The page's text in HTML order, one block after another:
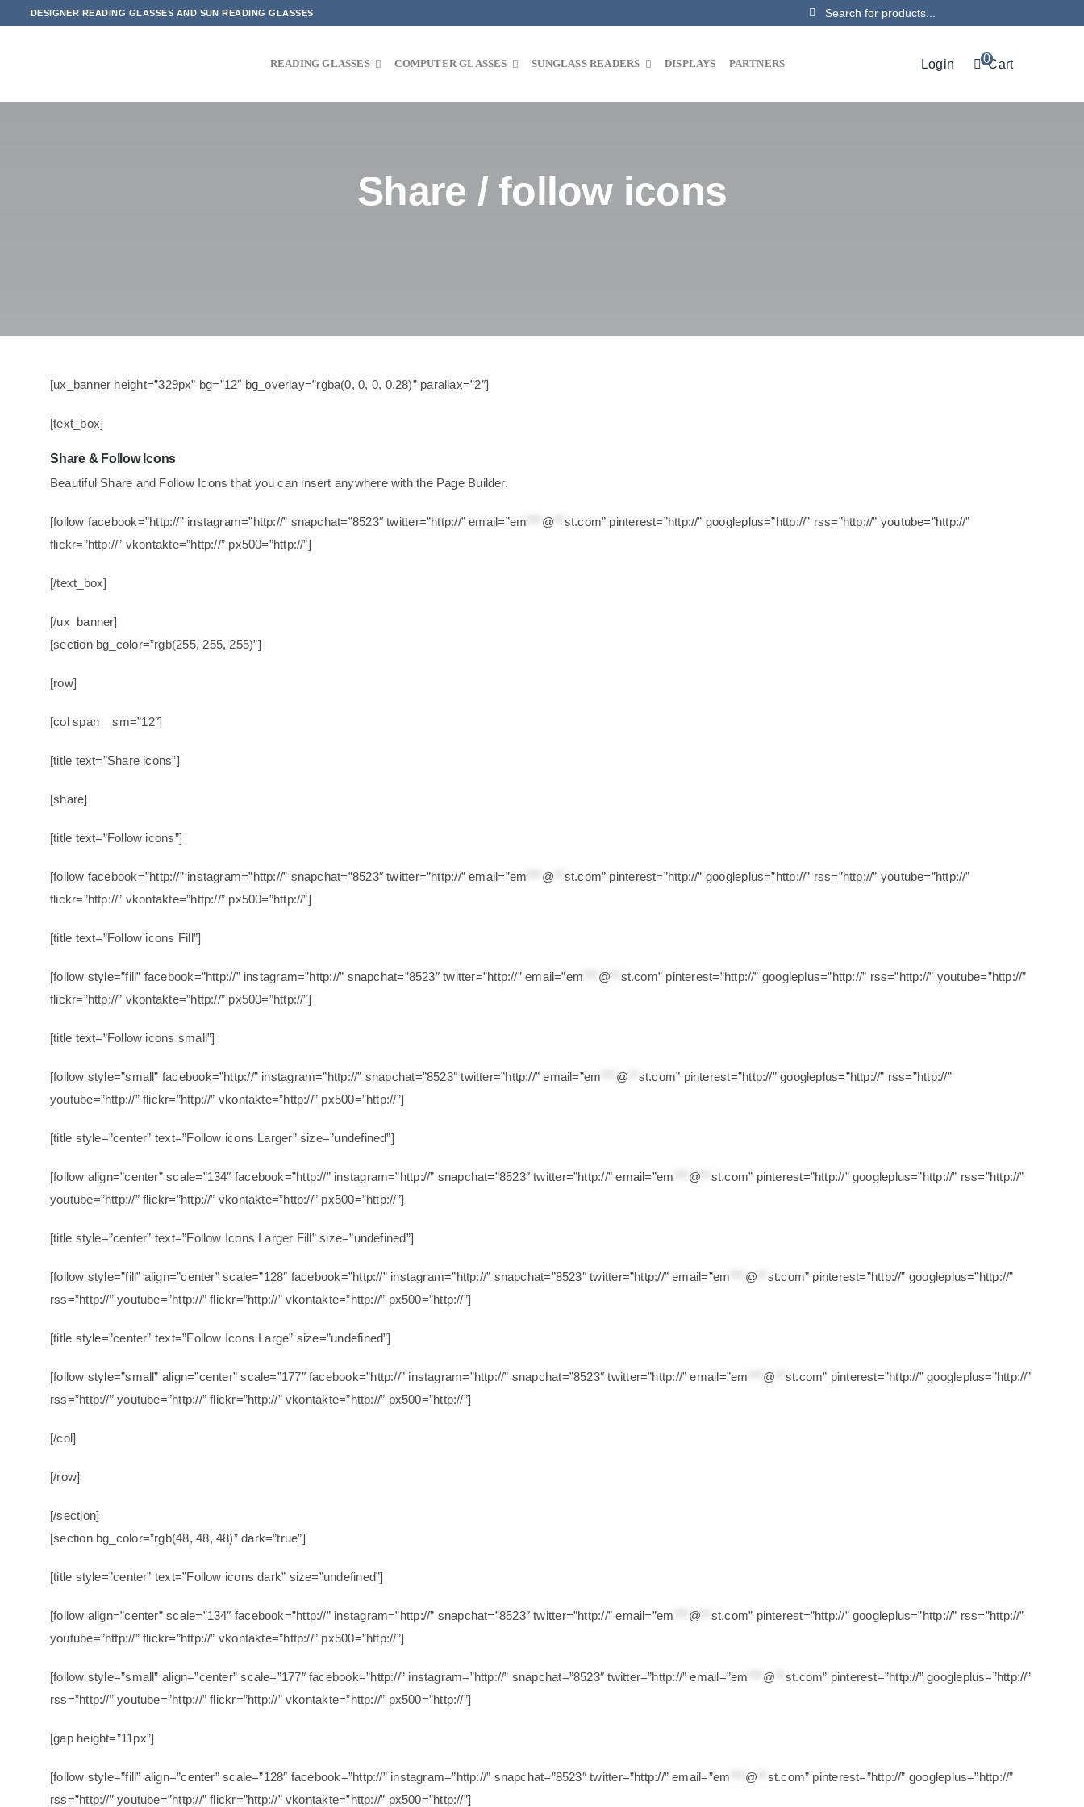
DESIGNER READING GLASSES AND SUN READING GLASSES
Search
READING GLASSES COMPUTER GLASSES SUNGLASS READERS DISPLAYS PARTNERS Login Cart
0
Share / follow icons
[ux_banner height=”329px” bg=”12″ bg_overlay=”rgba(0, 0, 0, 0.28)” parallax=”2″]
[text_box]
Share & Follow Icons
Beautiful Share and Follow Icons that you can insert anywhere with the Page Builder.
[follow facebook=”http://” instagram=”http://” snapchat=”8523″ twitter=”http://” email=”em @ st.com” pinterest=”http://” googleplus=”http://” rss=”http://” youtube=”http://”
flickr=”http://” vkontakte=”http://” px500=”http://”]
[/text_box]
[/ux_banner]
[section bg_color=”rgb(255, 255, 255)”]
[row]
[col span__sm=”12″]
[title text=”Share icons”]
[share]
[title text=”Follow icons”]
[follow facebook=”http://” instagram=”http://” snapchat=”8523″ twitter=”http://” email=”em @ st.com” pinterest=”http://” googleplus=”http://” rss=”http://” youtube=”http://”
flickr=”http://” vkontakte=”http://” px500=”http://”]
[title text=”Follow icons Fill”]
[follow style=”fill” facebook=”http://” instagram=”http://” snapchat=”8523″ twitter=”http://” email=”em @ st.com” pinterest=”http://” googleplus=”http://” rss=”http://” youtube=”http://”
flickr=”http://” vkontakte=”http://” px500=”http://”]
[title text=”Follow icons small”]
[follow style=”small” facebook=”http://” instagram=”http://” snapchat=”8523″ twitter=”http://” email=”em @ st.com” pinterest=”http://” googleplus=”http://” rss=”http://”
youtube=”http://” flickr=”http://” vkontakte=”http://” px500=”http://”]
[title style=”center” text=”Follow icons Larger” size=”undefined”]
[follow align=”center” scale=”134″ facebook=”http://” instagram=”http://” snapchat=”8523″ twitter=”http://” email=”em @ st.com” pinterest=”http://” googleplus=”http://” rss=”http://”
youtube=”http://” flickr=”http://” vkontakte=”http://” px500=”http://”]
[title style=”center” text=”Follow Icons Larger Fill” size=”undefined”]
[follow style=”fill” align=”center” scale=”128″ facebook=”http://” instagram=”http://” snapchat=”8523″ twitter=”http://” email=”em @ st.com” pinterest=”http://” googleplus=”http://”
rss=”http://” youtube=”http://” flickr=”http://” vkontakte=”http://” px500=”http://”]
[title style=”center” text=”Follow Icons Large” size=”undefined”]
[follow style=”small” align=”center” scale=”177″ facebook=”http://” instagram=”http://” snapchat=”8523″ twitter=”http://” email=”em @ st.com” pinterest=”http://” googleplus=”http://”
rss=”http://” youtube=”http://” flickr=”http://” vkontakte=”http://” px500=”http://”]
[/col]
[/row]
[/section]
[section bg_color=”rgb(48, 48, 48)” dark=”true”]
[title style=”center” text=”Follow icons dark” size=”undefined”]
[follow align=”center” scale=”134″ facebook=”http://” instagram=”http://” snapchat=”8523″ twitter=”http://” email=”em @ st.com” pinterest=”http://” googleplus=”http://” rss=”http://”
youtube=”http://” flickr=”http://” vkontakte=”http://” px500=”http://”]
[follow style=”small” align=”center” scale=”177″ facebook=”http://” instagram=”http://” snapchat=”8523″ twitter=”http://” email=”em @ st.com” pinterest=”http://” googleplus=”http://”
rss=”http://” youtube=”http://” flickr=”http://” vkontakte=”http://” px500=”http://”]
[gap height=”11px”]
[follow style=”fill” align=”center” scale=”128″ facebook=”http://” instagram=”http://” snapchat=”8523″ twitter=”http://” email=”em @ st.com” pinterest=”http://” googleplus=”http://”
rss=”http://” youtube=”http://” flickr=”http://” vkontakte=”http://” px500=”http://”]